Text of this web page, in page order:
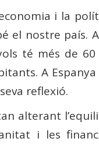
i la
nostre país.
té més de
A
reflexió.
alterant
i les